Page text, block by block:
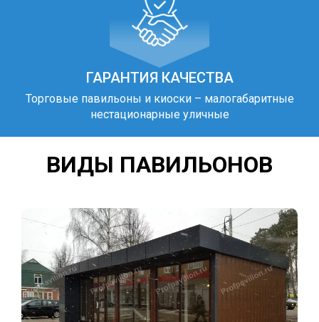
ГАРАНТИЯ КАЧЕСТВА
Торговые павильоны и киоски – малогабаритные
нестационарные уличные
ВИДЫ ПАВИЛЬОНОВ